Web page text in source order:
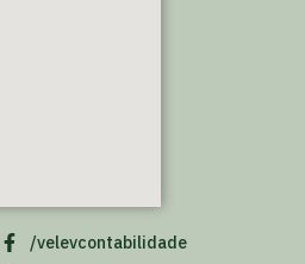
/velevcontabilidade